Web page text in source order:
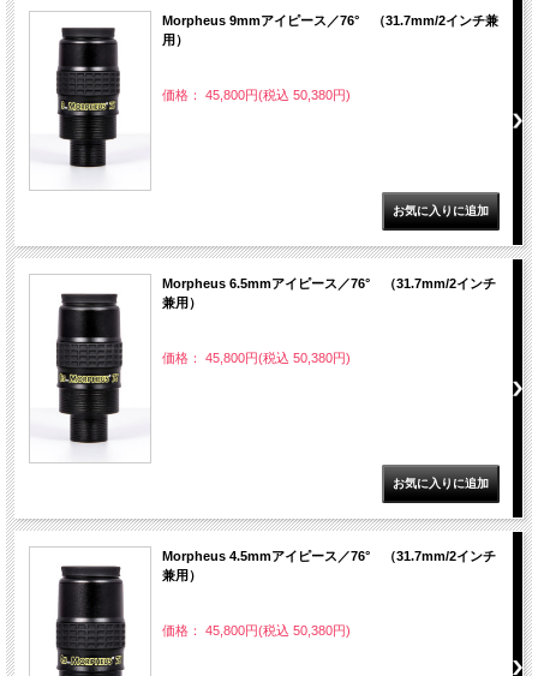
Morpheus 9mmアイピース／76° （31.7mm/2インチ兼
用）
価格： 45,800円(税込 50,380円)
Morpheus 6.5mmアイピース／76° （31.7mm/2インチ
兼用）
価格： 45,800円(税込 50,380円)
Morpheus 4.5mmアイピース／76° （31.7mm/2インチ
兼用）
価格： 45,800円(税込 50,380円)